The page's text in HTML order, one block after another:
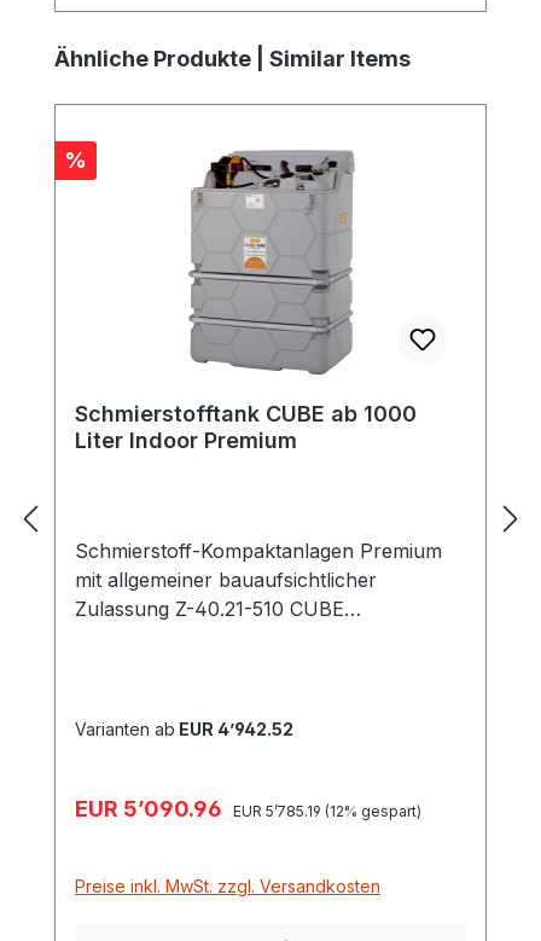
Produktgalerie überspringen
Ähnliche Produkte | Similar Items
Rabatt
%
Schmierstofftank CUBE ab 1000
Liter Indoor Premium
Schmierstoff-Kompaktanlagen Premium
mit allgemeiner bauaufsichtlicher
Zulassung Z-40.21-510 CUBE
Auffangwanne Schlauchaufroller mit 15 m
Kupplung, Überfüllsicherung,
Durchlaufzähler (nicht eichfähig*) Mit
Varianten ab EUR 4’942.52
Verkaufspreis:
EUR 5’090.96 Regulärer Preis:
EUR 5’785.19 (12% gespart)
Preise inkl. MwSt. zzgl. Versandkosten